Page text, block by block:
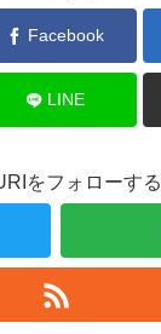
Facebook
LINE
をフォローする